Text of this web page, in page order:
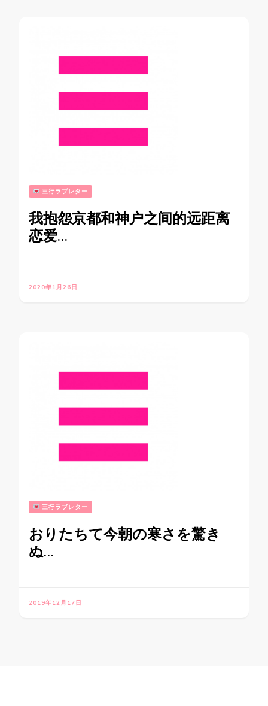
三行ラブレター
我抱怨京都和神户之间的远距离
恋爱…
2020年1月26日
三行ラブレター
おりたちて今朝の寒さを驚き
ぬ…
2019年12月17日